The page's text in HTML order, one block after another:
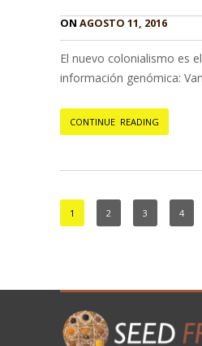
ON AGOSTO 11, 2016
El nuevo colonialismo es
información genómica:
CONTINUE READING
1 2 3 4